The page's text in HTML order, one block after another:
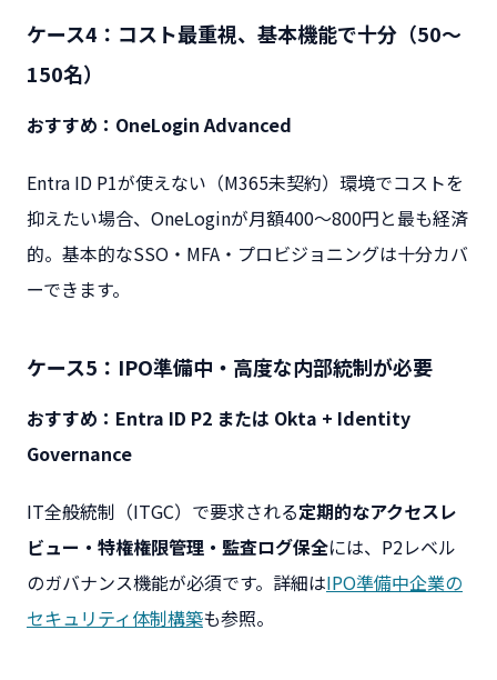
ケース4：コスト最重視、基本機能で十分（50〜
150名）
おすすめ：OneLogin Advanced
Entra ID P1が使えない（M365未契約）環境でコストを
抑えたい場合、OneLoginが月額400〜800円と最も経済
的。基本的なSSO・MFA・プロビジョニングは十分カバ
ーできます。
ケース5：IPO準備中・高度な内部統制が必要
おすすめ：Entra ID P2 または Okta + Identity
Governance
IT全般統制（ITGC）で要求される定期的なアクセスレ
ビュー・特権権限管理・監査ログ保全には、P2レベル
のガバナンス機能が必須です。詳細はIPO準備中企業の
セキュリティ体制構築も参照。